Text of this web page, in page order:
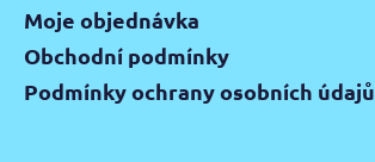
Moje objednávka
Obchodní podmínky
Podmínky ochrany osobních údajů